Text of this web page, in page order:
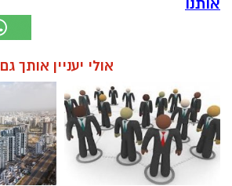
אולי יעניין אותך גם